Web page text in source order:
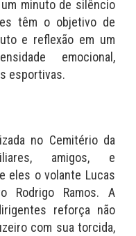
minuto de silêncio
têm o objetivo de
e reflexão em um
emocional,
esportivas.
no Cemitério da
amigos, e
eles o volante Lucas
Rodrigo Ramos. A
reforça não
com sua torcida,